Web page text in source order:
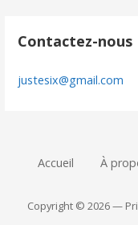
Contactez-nous
justesix@gmail.com
Accueil À
Copyright © 2026 —